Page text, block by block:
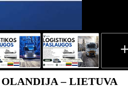
– LIETUVA